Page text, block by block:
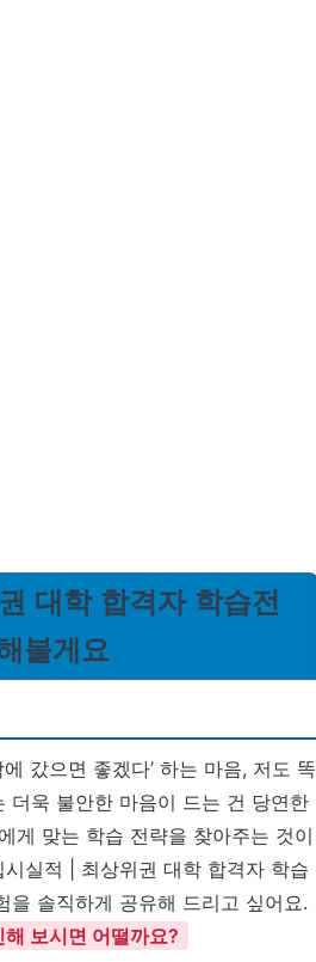
대학 합격자 학습전
볼게요
갔으면 좋겠다’ 하는 마음, 저도 똑
더욱 불안한 마음이 드는 건 당연한
게 맞는 학습 전략을 찾아주는 것이
실적 | 최상위권 대학 합격자 학습
솔직하게 공유해 드리고 싶어요.
보시면 어떨까요?